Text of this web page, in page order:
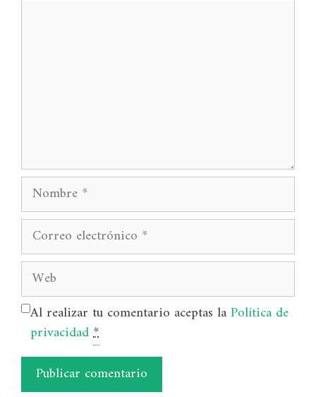
Nombre
Correo
electrónico
Web
Al realizar tu comentario aceptas laPolítica de
privacidad*